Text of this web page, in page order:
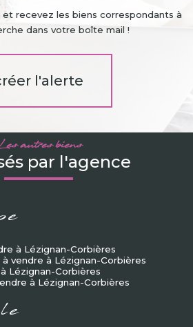
recevez les biens correspondants à
dans votre boîte mail !
l'alerte
autres biens
par l'agence
à Lézignan-Corbières
vendre à Lézignan-Corbières
Lézignan-Corbières
à Lézignan-Corbières